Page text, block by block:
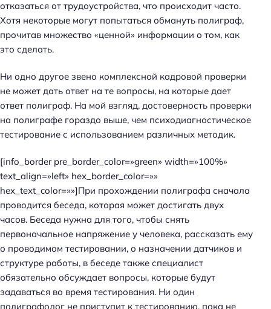
отказаться от трудоустройства, что происходит часто.
Хотя некоторые могут попытаться обмануть полиграф,
прочитав множество «ценной» информации о том, как
это сделать.
Ни одно другое звено комплексной кадровой проверки
не может дать ответ на те вопросы, на которые дает
ответ полиграф. На мой взгляд, достоверность проверки
на полиграфе гораздо выше, чем психодиагностическое
тестирование с использованием различных методик.
[info_border pre_border_color=»green» width=»100%»
text_align=»left» hex_border_color=»»
hex_text_color=»»]При прохождении полиграфа сначала
проводится беседа, которая может достигать двух
часов. Беседа нужна для того, чтобы снять
первоначальное напряжение у человека, рассказать ему
о проводимом тестировании, о назначении датчиков и
структуре работы, в беседе также специалист
обязательно обсуждает вопросы, которые будут
задаваться во время тестирования. Ни один
полиграфолог не приступит к тестированию, пока не